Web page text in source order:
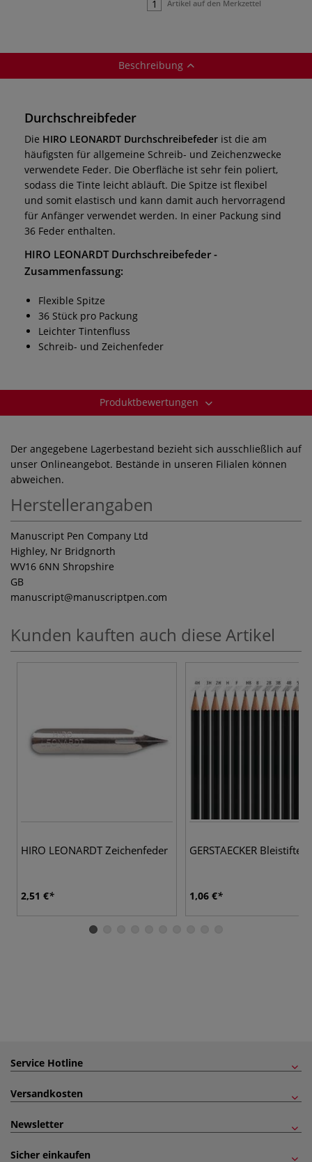
Artikel auf den Merkzettel
Beschreibung
Durchschreibfeder
Die HIRO LEONARDT Durchschreibefeder ist die am
häufigsten für allgemeine Schreib- und Zeichenzwecke
verwendete Feder. Die Oberfläche ist sehr fein poliert,
sodass die Tinte leicht abläuft. Die Spitze ist flexibel
und somit elastisch und kann damit auch hervorragend
für Anfänger verwendet werden. In einer Packung sind
36 Feder enthalten.
HIRO LEONARDT Durchschreibefeder -
Zusammenfassung:
Flexible Spitze
36 Stück pro Packung
Leichter Tintenfluss
Schreib- und Zeichenfeder
Produktbewertungen
Der angegebene Lagerbestand bezieht sich ausschließlich auf
unser Onlineangebot. Bestände in unseren Filialen können
abweichen.
Herstellerangaben
Manuscript Pen Company Ltd
Highley, Nr Bridgnorth
WV16 6NN Shropshire
GB
manuscript@manuscriptpen.com
Kunden kauften auch diese Artikel
HIRO LEONARDT Zeichenfeder
2,51 €
GERSTAECKER Bleistifte,
1,06 €
Service Hotline
Versandkosten
Newsletter
Sicher einkaufen